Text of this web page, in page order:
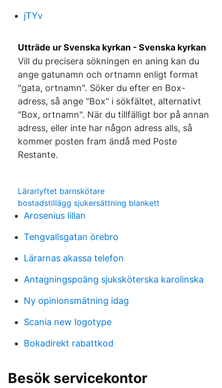
jTYv
Utträde ur Svenska kyrkan - Svenska kyrkan
Vill du precisera sökningen en aning kan du
ange gatunamn och ortnamn enligt format
"gata, ortnamn". Söker du efter en Box-
adress, så ange "Box" i sökfältet, alternativt
"Box, ortnamn". När du tillfälligt bor på annan
adress, eller inte har någon adress alls, så
kommer posten fram ändå med Poste
Restante.
Lärarlyftet barnskötare
bostadstillägg sjukersättning blankett
Arosenius lillan
Tengvallsgatan örebro
Lärarnas akassa telefon
Antagningspoäng sjuksköterska karolinska
Ny opinionsmätning idag
Scania new logotype
Bokadirekt rabattkod
Besök servicekontor